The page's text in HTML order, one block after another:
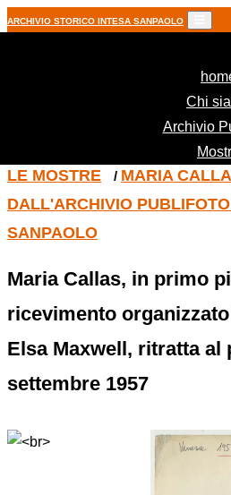
ARCHIVIO STORICO INTESA SANPAOLO
Chi
Archivio
LE MOSTRE / MARIA
DALL'ARCHIVIO
SANPAOLO
Maria Callas, in primo
ricevimento
Elsa Maxwell, ritratta al
settembre 1957